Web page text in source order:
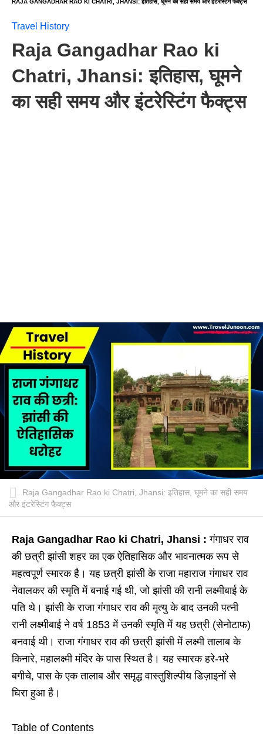
RAJA GANGADHAR RAO KI CHATRI, JHANSI: इतिहास, घूमने का सही समय और इंटरेस्टिंग फैक्ट्स
Travel History
Raja Gangadhar Rao ki
Chatri, Jhansi: इतिहास, घूमने
का सही समय और इंटरेस्टिंग फैक्ट्स
Raja Gangadhar Rao ki Chatri, Jhansi: इतिहास, घूमने का सही समय
और इंटरेस्टिंग फैक्ट्स
Raja Gangadhar Rao ki Chatri, Jhansi : गंगाधर राव
की छत्री झांसी शहर का एक ऐतिहासिक और भावनात्मक रूप से
महत्वपूर्ण स्मारक है। यह छत्री झांसी के राजा महाराज गंगाधर राव
नेवालकर की स्मृति में बनाई गई थी, जो झांसी की रानी लक्ष्मीबाई के
पति थे। झांसी के राजा गंगाधर राव की मृत्यु के बाद उनकी पत्नी
रानी लक्ष्मीबाई ने वर्ष 1853 में उनकी स्मृति में यह छत्री (सेनोटाफ)
बनवाई थी। राजा गंगाधर राव की छत्री झांसी में लक्ष्मी तालाब के
किनारे, महालक्ष्मी मंदिर के पास स्थित है। यह स्मारक हरे-भरे
बगीचे, पास के एक तालाब और समृद्ध वास्तुशिल्पीय डिज़ाइनों से
घिरा हुआ है।
Table of Contents